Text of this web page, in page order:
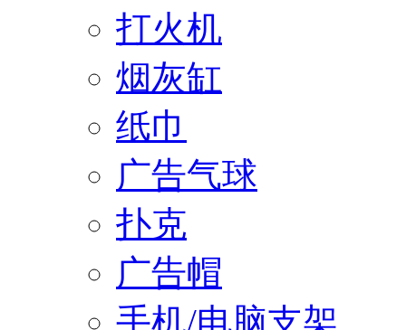
打火机
烟灰缸
纸巾
广告气球
扑克
广告帽
手机/电脑支架